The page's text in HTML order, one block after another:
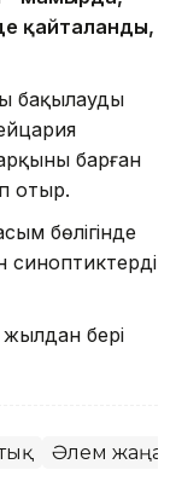
қайталанды,
бақылауды
барған
отыр.
бөлігінде
бері
Әлем